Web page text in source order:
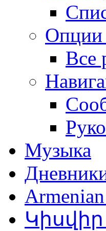
Опции
Все
Музыка